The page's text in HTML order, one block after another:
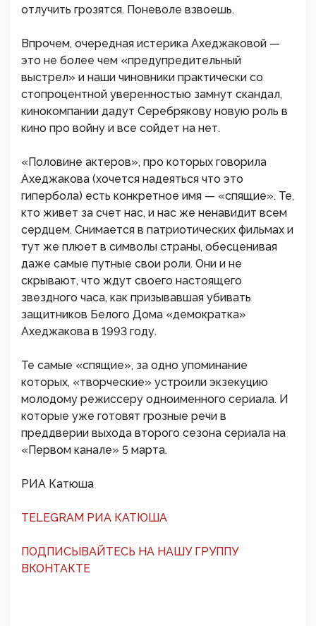
отлучить грозятся. Поневоле взвоешь.
Впрочем, очередная истерика Ахеджаковой —
это не более чем «предупредительный
выстрел» и наши чиновники практически со
стопроцентной уверенностью замнут скандал,
кинокомпании дадут Серебрякову новую роль в
кино про войну и все сойдет на нет.
«Половине актеров», про которых говорила
Ахеджакова (хочется надеяться что это
гипербола) есть конкретное имя — «спящие». Те,
кто живет за счет нас, и нас же ненавидит всем
сердцем. Снимается в патриотических фильмах и
тут же плюет в символы страны, обесценивая
даже самые путные свои роли. Они и не
скрывают, что ждут своего настоящего
звездного часа, как призывавшая убивать
защитников Белого Дома «демократка»
Ахеджакова в 1993 году.
Те самые «спящие», за одно упоминание
которых, «творческие» устроили экзекуцию
молодому режиссеру одноименного сериала. И
которые уже готовят грозные речи в
преддверии выхода второго сезона сериала на
«Первом канале» 5 марта.
РИА Катюша
TELEGRAM РИА КАТЮША
ПОДПИСЫВАЙТЕСЬ НА НАШУ ГРУППУ
ВКОНТАКТЕ